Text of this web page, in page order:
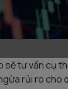
sẽ tư vấn cụ
rủi ro cho